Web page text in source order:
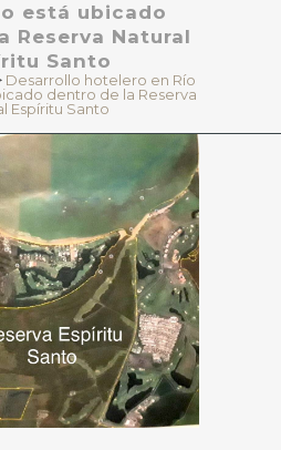
está ubicado
Reserva Natural
Santo
Desarrollo hotelero en Río
dentro de la Reserva
Espíritu Santo